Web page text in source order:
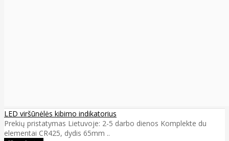
LED viršūnėlės kibimo indikatorius
Prekių pristatymas Lietuvoje: 2-5 darbo dienos Komplekte du
elementai CR425, dydis 65mm ..